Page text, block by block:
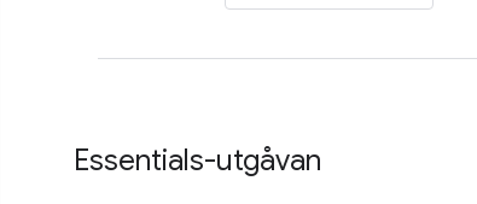
Essentials-utgåvan